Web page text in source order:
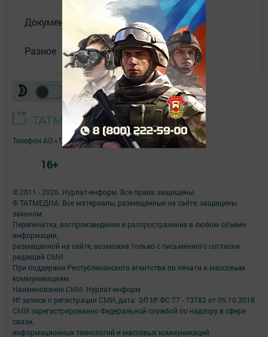
Документы
Разное
© 2011 - 2026. Нурлат-⁠информ. Все права защищены.
© ТАТМЕДИА. Все материалы, размещенные на сайте, защищены
законом.
Перепечатка, воспроизведение и распространение в любом объеме
информации,
размещенной на сайте, возможна только с письменного согласия
редакций СМИ.
При поддержке Республиканского агентства по печати и массовым
коммуникациям.
Наименование СМИ: Нурлат-⁠информ
№ записи о регистрации СМИ, дата: ЭЛ № ФС 77 -⁠ 73782 от 05.10.2018
СМИ зарегистрированно Федеральной службой по надзору в сфере
связи,
информационных технологий и массовых коммуникаций
Телефон АО «ТАТМЕДИА»:(843) 222 09 84
16+